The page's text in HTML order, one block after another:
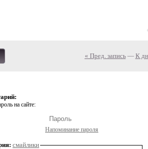
« Пред. запись— К
на сайте:
Напоминание пароля
смайлики